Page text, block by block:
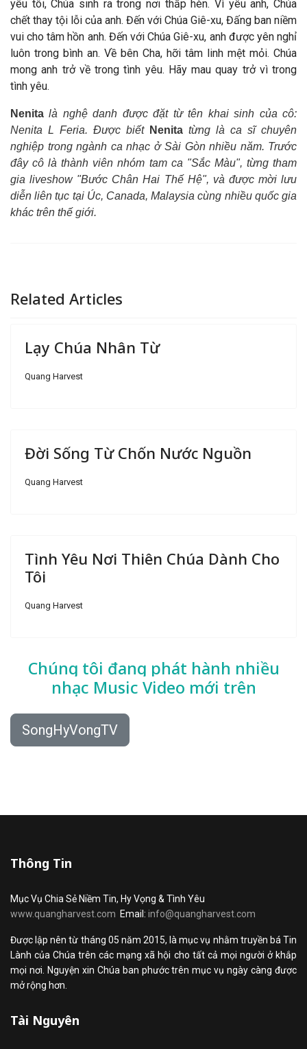
yêu tôi, Chúa sinh ra trong nơi thấp hèn. Vì yêu anh, Chúa
chết thay tội lỗi của anh. Đến với Chúa Giê-xu, Đấng ban niềm
vui cho tâm hồn anh. Đến với Chúa Giê-xu, anh được yên nghỉ
luôn trong bình an. Về bên Cha, hỡi tâm linh mệt mỏi. Chúa
mong anh trở về trong tình yêu. Hãy mau quay trở vì trong
tình yêu.
Nenitalà nghệ danh được đặt từ tên khai sinh của cô:
Nenita L Feria. Được biết Nenita từng là ca sĩ chuyên
nghiệp trong ngành ca nhạc ở Sài Gòn nhiều năm. Trước
đây cô là thành viên nhóm tam ca "Sắc Màu", từng tham
gia liveshow "Bước Chân Hai Thế Hệ", và được mời lưu
diễn liên tục tại Úc, Canada, Malaysia cùng nhiều quốc gia
khác trên thế giới.
Related Articles
Lạy Chúa Nhân Từ
Quang Harvest
Đời Sống Từ Chốn Nước Nguồn
Quang Harvest
Tình Yêu Nơi Thiên Chúa Dành Cho
Tôi
Quang Harvest
Chúng tôi đang phát hành nhiều
nhạc Music Video mới trên
SongHyVongTV
Thông Tin
Mục Vụ Chia Sẻ Niềm Tin, Hy Vọng & Tình Yêu
www.quangharvest.com Email: info@quangharvest.com
Được lập nên từ tháng 05 năm 2015, là mục vụ nhằm truyền bá Tin
Lành của Chúa trên các mạng xã hội cho tất cả mọi người ở khắp
mọi nơi. Nguyện xin Chúa ban phước trên mục vụ ngày càng được
mở rộng hơn.
Tài Nguyên